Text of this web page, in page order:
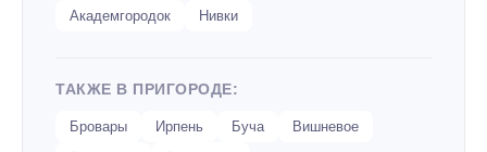
Академгородок
Нивки
ТАКЖЕ В ПРИГОРОДЕ:
Бровары Ирпень Буча
Вишневое